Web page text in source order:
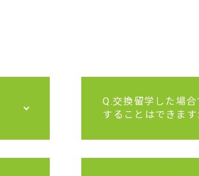
Q.交換留学した場
することはできます